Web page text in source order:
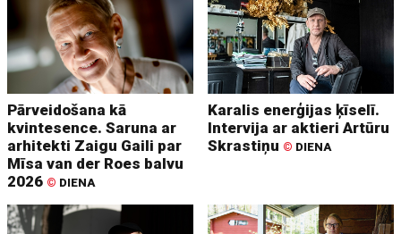
Pārveidošana kā
kvintesence. Saruna ar
arhitekti Zaigu Gaili par
Mīsa van der Roes balvu
2026 © DIENA
Karalis enerģijas ķīselī.
Intervija ar aktieri Artūru
Skrastiņu © DIENA